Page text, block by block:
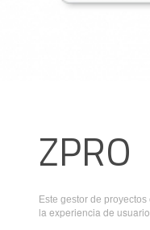
ZPRO
Este gestor de
la experiencia de